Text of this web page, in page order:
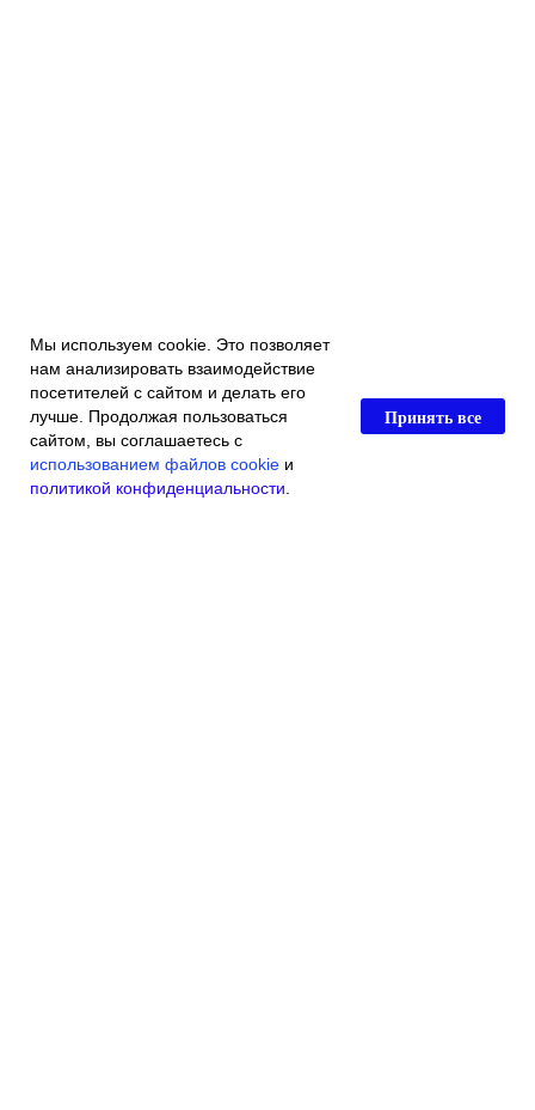
Главная Каталог магазина
Мы используем cookie. Это позволяет
нам анализировать взаимодействие
посетителей с сайтом и делать его
лучше. Продолжая пользоваться
сайтом, вы соглашаетесь с
использованием файлов cookie и
политикой конфиденциальности
Принять все